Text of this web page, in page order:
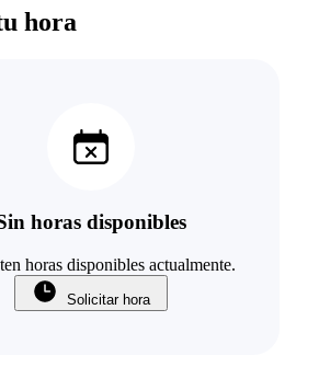
hora
horas disponibles
horas disponibles actualmente.
Solicitar hora